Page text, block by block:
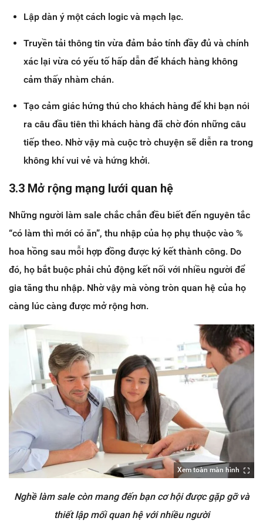
Lập dàn ý một cách logic và mạch lạc.
Truyền tải thông tin vừa đảm bảo tính đầy đủ và chính
xác lại vừa có yếu tố hấp dẫn để khách hàng không
cảm thấy nhàm chán.
Tạo cảm giác hứng thú cho khách hàng để khi bạn nói
ra câu đầu tiên thì khách hàng đã chờ đón những câu
tiếp theo. Nhờ vậy mà cuộc trò chuyện sẽ diễn ra trong
không khí vui vẻ và hứng khởi.
3.3 Mở rộng mạng lưới quan hệ
Những người làm sale chắc chắn đều biết đến nguyên tắc
“có làm thì mới có ăn”, thu nhập của họ phụ thuộc vào %
hoa hồng sau mỗi hợp đồng được ký kết thành công. Do
đó, họ bắt buộc phải chủ động kết nối với nhiều người để
gia tăng thu nhập. Nhờ vậy mà vòng tròn quan hệ của họ
càng lúc càng được mở rộng hơn.
Xem toàn màn hình
Nghề làm sale còn mang đến bạn cơ hội được gặp gỡ và
thiết lập mối quan hệ với nhiều người